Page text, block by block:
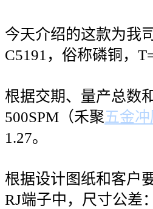
今天介绍的这款为我
C5191，俗称磷铜，
根据交期、量产总数
500SPM（禾聚五金冲
1.27。
根据设计图纸和客户
RJ端子中，尺寸公差